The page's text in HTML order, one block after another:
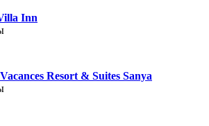
Inn
Resort & Suites Sanya